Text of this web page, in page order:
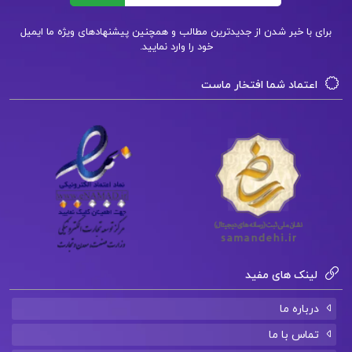
خرید کتاب تاریخ امامت حسین قاضی خانی
کتاب پیشنهادی📚
دانلود فایل PDF کتاب مقدمه ای بر الکتروشیمی
تجزیه مهدی گلابی
دانلود فایل PDF کتاب راهبری شرکتی مفاهیم و
موردکاوی بیتا مشایخی
دانلود فایل PDF کتاب مبانی مدیریت اسلامی
برای با خبر شدن از جدیدترین مطالب و همچنین پیشنهادهای ویژه ما ایمیل
خود را وارد نمایید.
اعتماد شما افتخار ماست
لینک های مفید
درباره ما
تماس با ما